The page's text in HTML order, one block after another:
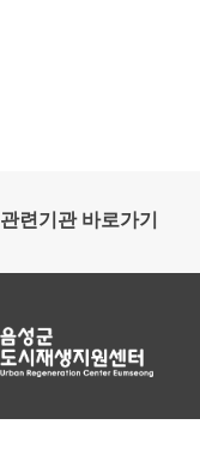
관련기관 바로가기